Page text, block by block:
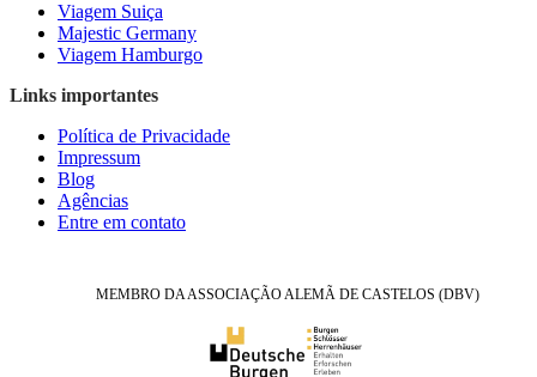
Viagem Suiça
Majestic Germany
Viagem Hamburgo
Links importantes
Política de Privacidade
Impressum
Blog
Agências
Entre em contato
MEMBRO DA ASSOCIAÇÃO ALEMÃ DE CASTELOS (DBV)